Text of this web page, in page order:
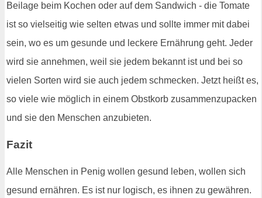
Beilage beim Kochen oder auf dem Sandwich - die Tomate
ist so vielseitig wie selten etwas und sollte immer mit dabei
sein, wo es um gesunde und leckere Ernährung geht. Jeder
wird sie annehmen, weil sie jedem bekannt ist und bei so
vielen Sorten wird sie auch jedem schmecken. Jetzt heißt es,
so viele wie möglich in einem Obstkorb zusammenzupacken
und sie den Menschen anzubieten.
Fazit
Alle Menschen in Penig wollen gesund leben, wollen sich
gesund ernähren. Es ist nur logisch, es ihnen zu gewähren.